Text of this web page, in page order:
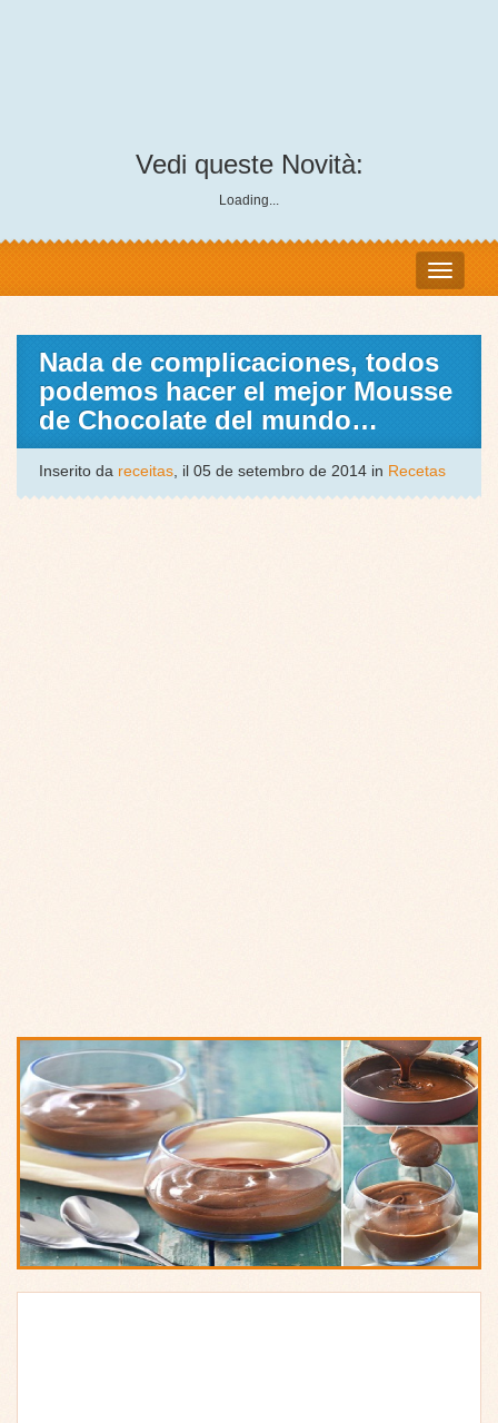
Vedi queste Novità:
Loading...
Nada de complicaciones, todos
podemos hacer el mejor Mousse
de Chocolate del mundo…
Inserito da receitas, il 05 de setembro de 2014 in Recetas